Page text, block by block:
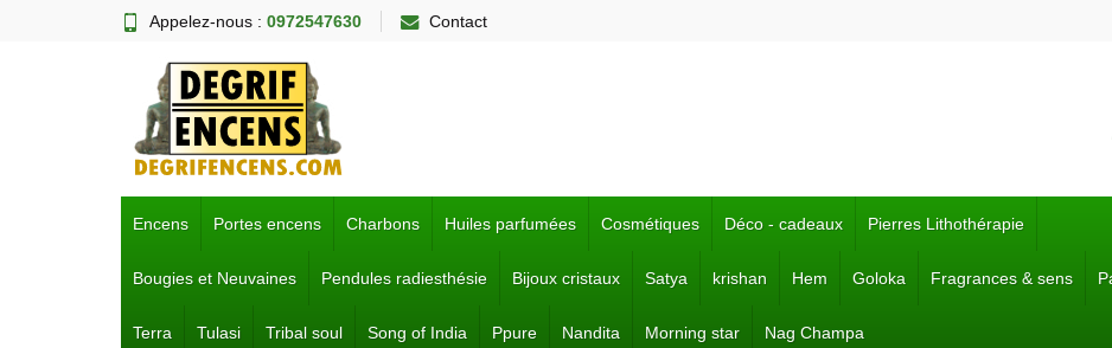
Appelez-nous : 0972547630 Contact
Encens Portes encens Charbons Huiles parfumées Cosmétiques Déco - cadeaux Pierres Lithothérapie
Bougies et Neuvaines Pendules radiesthésie Bijoux cristaux Satya krishan Hem Goloka Fragrances & sens
Terra Tulasi Tribal soul Song of India Ppure Nandita Morning star Nag Champa